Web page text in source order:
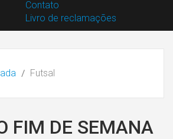
Contato
Livro de reclamações
Futsal
FIM DE SEMANA